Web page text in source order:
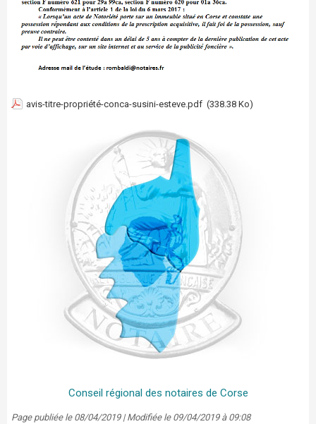
avis-titre-propriété-conca-susini-esteve.pdf (338.38 Ko)
Conseil régional des notaires de Corse
Page publiée le 08/04/2019 | Modifiée le 09/04/2019 à 09:08